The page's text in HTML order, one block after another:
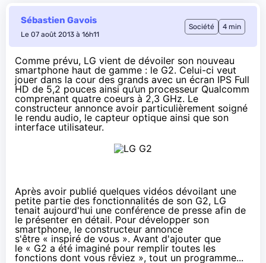
Sébastien Gavois
Le 07 août 2013 à 16h11
Société 4 min
Comme prévu, LG vient de dévoiler son nouveau
smartphone haut de gamme : le G2. Celui-ci veut
jouer dans la cour des grands avec un écran IPS Full
HD de 5,2 pouces ainsi qu’un processeur Qualcomm
comprenant quatre coeurs à 2,3 GHz. Le
constructeur annonce avoir particulièrement soigné
le rendu audio, le capteur optique ainsi que son
interface utilisateur.
Après avoir publié quelques vidéos dévoilant une
petite partie des fonctionnalités de son G2, LG
tenait aujourd'hui une conférence de presse afin de
le présenter en détail. Pour développer son
smartphone, le constructeur annonce
s'être « inspiré de vous ». Avant d'ajouter que
le « G2 a été imaginé pour remplir toutes les
fonctions dont vous rêviez », tout un programme...